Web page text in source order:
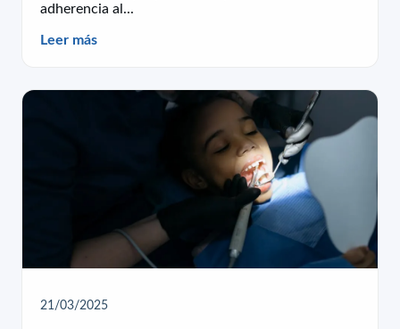
adherencia al...
Leer más
21/03/2025